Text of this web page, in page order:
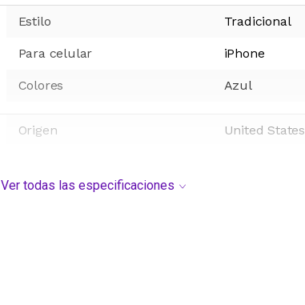
Estilo Tradicional
Para celular iPhone
Colores Azul
Origen United States
Ver todas las especificaciones